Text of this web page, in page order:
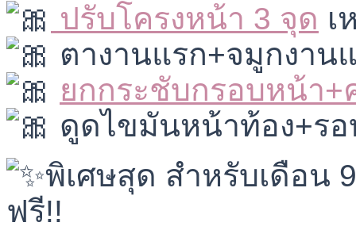
ปรับโครงหน้า 3 จุด เ
ตางานแรก+จมูกงาน
ยกกระชับกรอบหน้า+
ดูดไขมันหน้าท้อง+รอ
พิเศษสุด สำหรับเดือน
ฟรี!!